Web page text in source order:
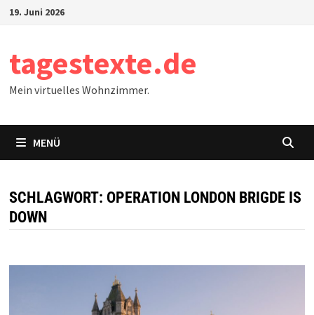
Zum19. Juni 2026
tagestexte.de
Mein virtuelles Wohnzimmer.
MENÜ
SCHLAGWORT: OPERATION LONDON BRIGDE IS
DOWN